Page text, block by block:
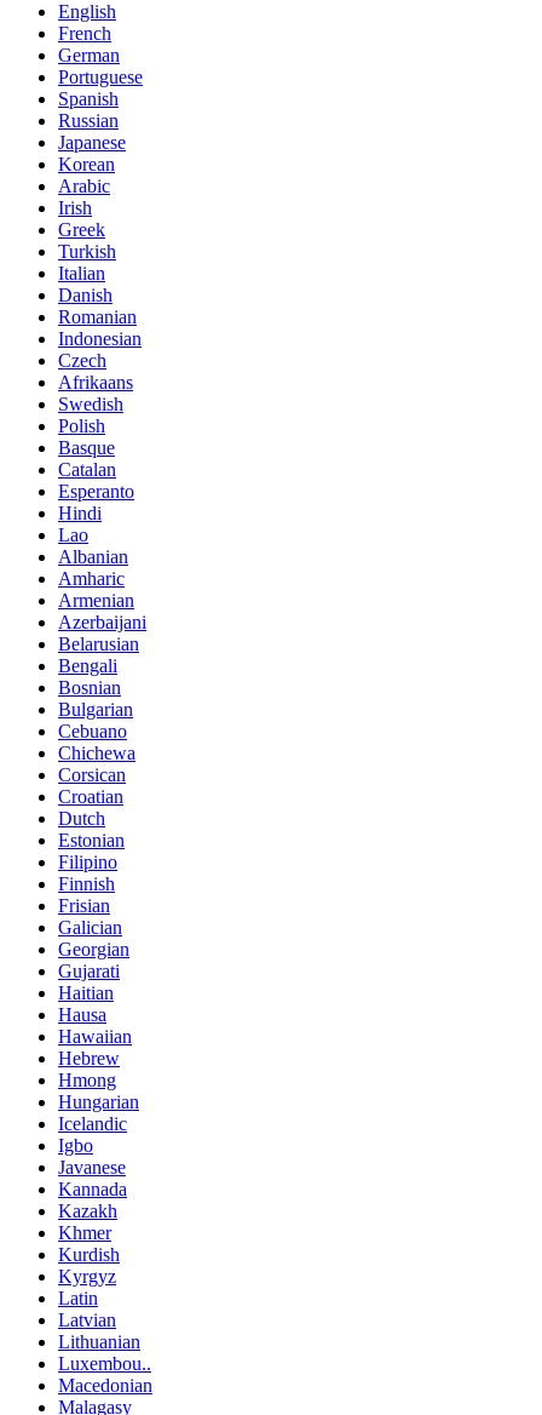
English
French
German
Portuguese
Spanish
Russian
Japanese
Korean
Arabic
Irish
Greek
Turkish
Italian
Danish
Romanian
Indonesian
Czech
Afrikaans
Swedish
Polish
Basque
Catalan
Esperanto
Hindi
Lao
Albanian
Amharic
Armenian
Azerbaijani
Belarusian
Bengali
Bosnian
Bulgarian
Cebuano
Chichewa
Corsican
Croatian
Dutch
Estonian
Filipino
Finnish
Frisian
Galician
Georgian
Gujarati
Haitian
Hausa
Hawaiian
Hebrew
Hmong
Hungarian
Icelandic
Igbo
Javanese
Kannada
Kazakh
Khmer
Kurdish
Kyrgyz
Latin
Latvian
Lithuanian
Luxembou..
Macedonian
Malagasy